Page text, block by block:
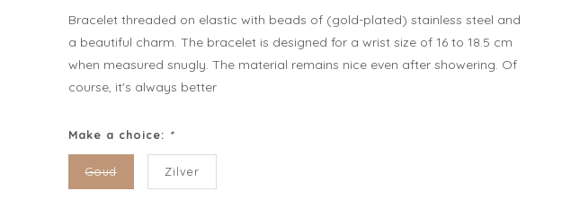
Bracelet threaded on elastic with beads of (gold-plated) stainless steel and
a beautiful charm. The bracelet is designed for a wrist size of 16 to 18.5 cm
when measured snugly. The material remains nice even after showering. Of
course, it's always better
Make a choice: *
Goud Zilver